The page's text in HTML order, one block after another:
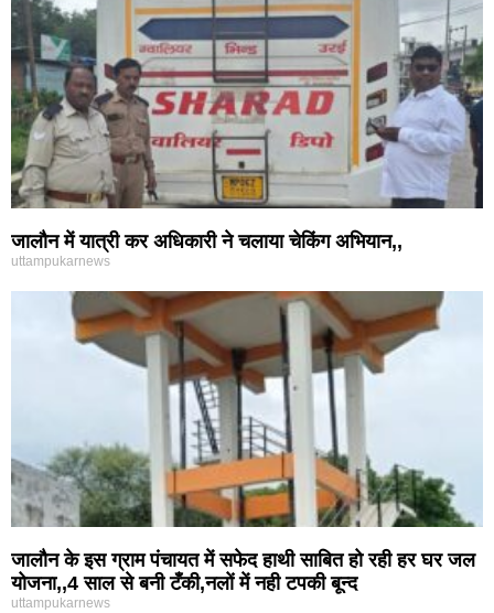
जालौन में यात्री कर अधिकारी ने चलाया चेकिंग अभियान,,
uttampukarnews
जालौन के इस ग्राम पंचायत में सफेद हाथी साबित हो रही हर घर जल
योजना,,4 साल से बनी टँकी,नलों में नही टपकी बून्द
uttampukarnews